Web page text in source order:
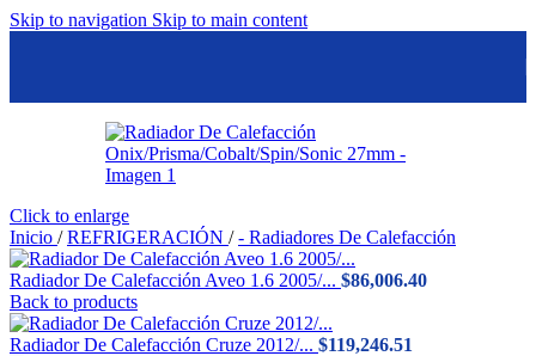
Skip to navigation Skip to main content
Click to enlarge
Inicio / REFRIGERACIÓN / - Radiadores De Calefacción
Radiador De Calefacción Aveo 1.6 2005/... $86,006.40
Back to products
Radiador De Calefacción Cruze 2012/... $119,246.51